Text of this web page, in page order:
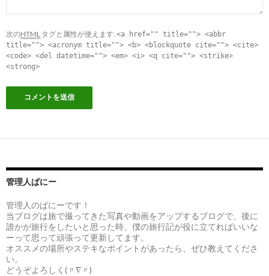
次のHTML タグと属性が使えます: <a href="" title=""> <abbr
title=""> <acronym title=""> <b> <blockquote cite=""> <cite>
<code> <del datetime=""> <em> <i> <q cite=""> <strike>
<strong>
管理人ぱにー
管理人のぱにーです！
当ブログは旅で撮ってきた写真や動画をアップするブログで、後に
誰かが旅行をしたいと思った時、僕の旅行記が役に立てればいいな
ーって思って頑張って更新してます。
オススメの場所やステキなポイントがあったら、ぜひ教えてくださ
い。
どうぞよろしく(〃∇〃)